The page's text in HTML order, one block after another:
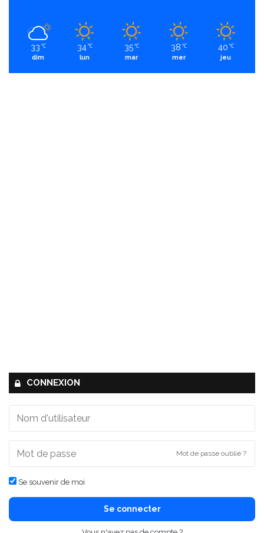
33 ℃
dim
34 ℃
lun
35 ℃
mar
38 ℃
mer
40 ℃
jeu
CONNEXION
Mot de passe oublié ?
Se souvenir de moi
Se connecter